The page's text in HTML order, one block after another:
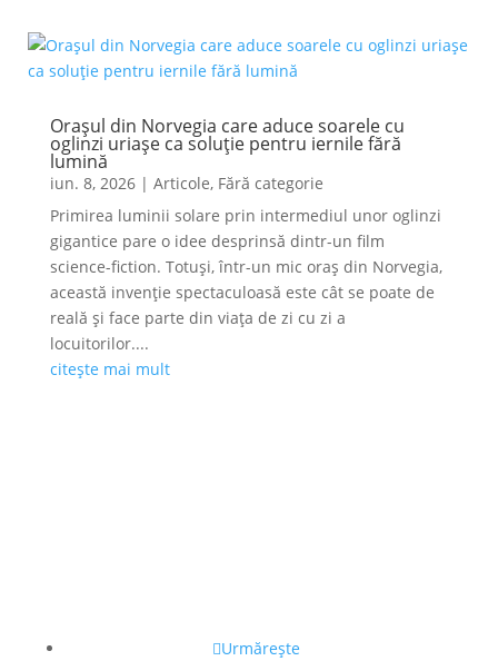
Orașul din Norvegia care aduce soarele cu
oglinzi uriașe ca soluție pentru iernile fără
lumină
iun. 8, 2026| Articole, Fără categorie
Primirea luminii solare prin intermediul unor oglinzi
gigantice pare o idee desprinsă dintr-un film
science-fiction. Totuși, într-un mic oraș din Norvegia,
această invenție spectaculoasă este cât se poate de
reală și face parte din viața de zi cu zi a
locuitorilor....
citește mai mult
Urmărește